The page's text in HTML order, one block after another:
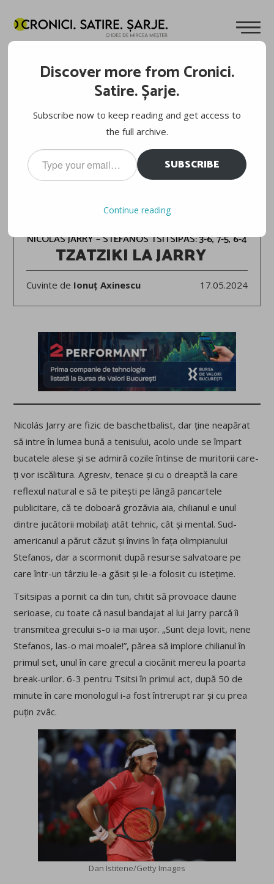
ROMA 2024
NICOLÁS JARRY – STEFANOS TSITSIPAS: 3-6, 7-5, 6-4
TZATZIKI LA JARRY
Cuvinte de Ionuț Axinescu 17.05.2024
Nicolás Jarry are fizic de baschetbalist, dar ține neapărat
să intre în lumea bună a tenisului, acolo unde se împart
bucatele alese și se admiră cozile întinse de muritorii care-
ți vor iscălitura. Agresiv, tenace și cu o dreaptă la care
reflexul natural e să te pitești pe lângă pancartele
publicitare, că te doboară grozăvia aia, chilianul e unul
dintre jucătorii mobilați atât tehnic, cât și mental. Sud-
americanul a părut căzut și învins în fața olimpianului
Stefanos, dar a scormonit după resurse salvatoare pe
care într-un târziu le-a găsit și le-a folosit cu istețime.
Tsitsipas a pornit ca din tun, chitit să provoace daune
serioase, cu toate că nasul bandajat al lui Jarry parcă îi
transmitea grecului s-o ia mai ușor. „Sunt deja lovit, nene
Stefanos, las-o mai moale!”, părea să implore chilianul în
primul set, unul în care grecul a ciocănit mereu la poarta
break-urilor. 6-3 pentru Tsitsi în primul act, după 50 de
minute în care monologul i-a fost întrerupt rar și cu prea
puțin zvâc.
Dan Istitene/Getty Images
Discover more from Cronici.
Satire. Șarje.
Subscribe now to keep reading and get access to
the full archive.
Type
your
email…
SUBSCRIBE
Continue reading